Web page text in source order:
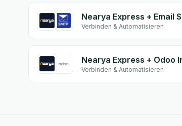
Nearya Express + Email
Verbinden & Automatisieren
Nearya Express + Odoo
Verbinden & Automatisieren